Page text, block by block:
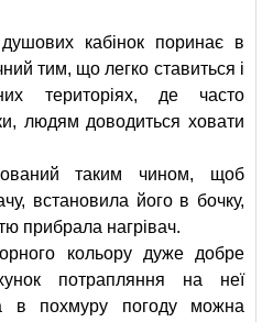
кабінок поринає в
тим, що легко ставиться і
територіях, де часто
людям доводиться ховати
таким чином, щоб
встановила його в бочку,
прибрала нагрівач.
кольору дуже добре
потрапляння на неї
в похмуру погоду можна